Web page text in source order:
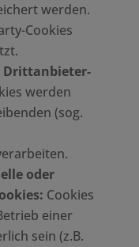
werden.
Cookies
Drittanbieter-
werden
(sog.
oder
Cookies
einer
sein (z.B.